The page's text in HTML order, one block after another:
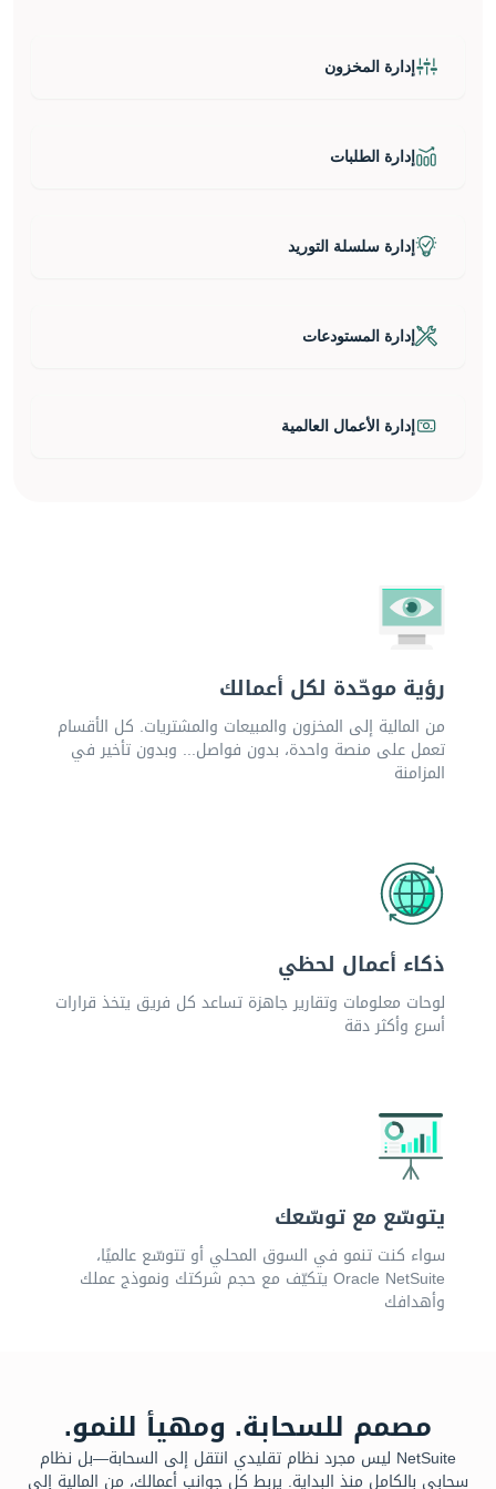
إدارة المخزون
إدارة الطلبات
إدارة سلسلة التوريد
إدارة المستودعات
إدارة الأعمال العالمية
رؤية موحّدة لكل أعمالك
من المالية إلى المخزون والمبيعات والمشتريات. كل الأقسام
تعمل على منصة واحدة، بدون فواصل... وبدون تأخير في
المزامنة
ذكاء أعمال لحظي
لوحات معلومات وتقارير جاهزة تساعد كل فريق يتخذ قرارات
أسرع وأكثر دقة
يتوسّع مع توسّعك
سواء كنت تنمو في السوق المحلي أو تتوسّع عالميًا،
Oracle NetSuite يتكيّف مع حجم شركتك ونموذج عملك
وأهدافك
مصمم للسحابة. ومهيأ للنمو.
NetSuite ليس مجرد نظام تقليدي انتقل إلى السحابة—بل نظام
سحابي بالكامل منذ البداية. يربط كل جوانب أعمالك، من المالية إلى